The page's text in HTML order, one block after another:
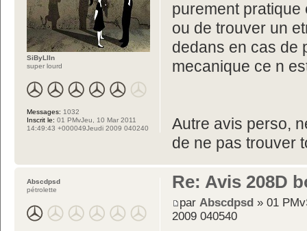
purement
ou de trouver un
dedans en cas de
mecanique ce n
Autre avis perso,
de ne pas trouver
SiByLlIn
super lourd
Messages: 1032
Inscrit le: 01 PMvJeu, 10 Mar 2011
14:49:43 +000049Jeudi 2009 040240
Re: Avis 208D
par Abscdpsd » 01
2009 040540
Abscdpsd
pétrolette